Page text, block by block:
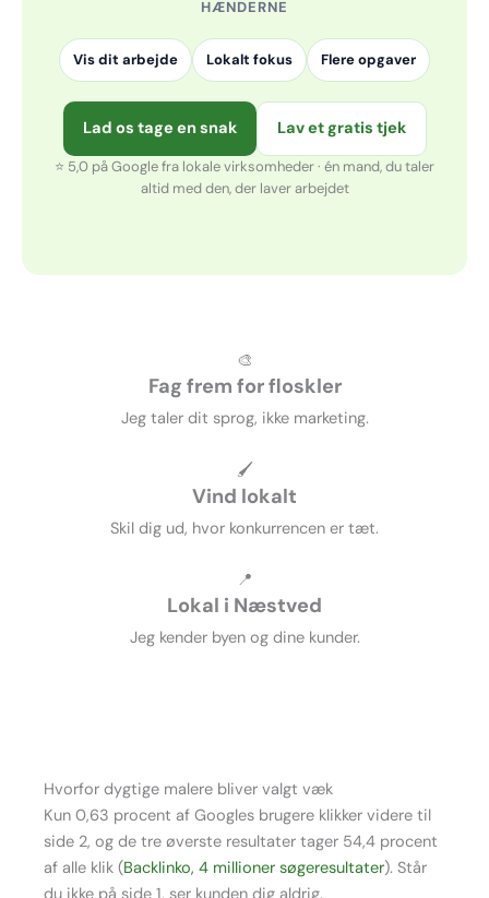
HÆNDERNE
Vis dit arbejde Lokalt fokus Flere opgaver
Lad os tage en snak Lav et gratis tjek
⭐ 5,0 på Google fra lokale virksomheder · én mand, du taler
altid med den, der laver arbejdet
🎨
Fag frem for floskler
Jeg taler dit sprog, ikke marketing.
🖌️
Vind lokalt
Skil dig ud, hvor konkurrencen er tæt.
📍
Lokal i Næstved
Jeg kender byen og dine kunder.
Hvorfor dygtige malere bliver valgt væk
Kun 0,63 procent af Googles brugere klikker videre til
side 2, og de tre øverste resultater tager 54,4 procent
af alle klik (Backlinko, 4 millioner søgeresultater). Står